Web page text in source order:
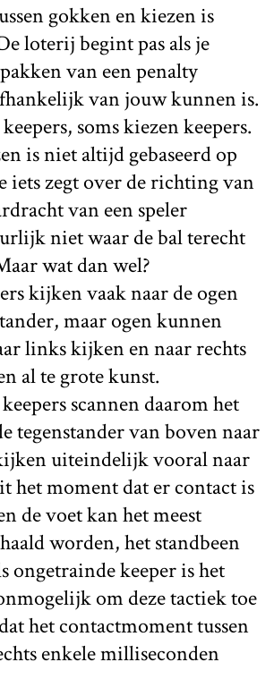
gokken en kiezen is
loterij begint pas als je
van een penalty
van jouw kunnen is.
soms kiezen keepers.
is niet altijd gebaseerd op
iets zegt over de richting van
van een speler
niet waar de bal terecht
wat dan wel?
kijken vaak naar de ogen
maar ogen kunnen
links kijken en naar rechts
al te grote kunst.
scannen daarom het
tegenstander van boven naar
uiteindelijk vooral naar
het moment dat er contact is
de voet kan het meest
worden, het standbeen
ongetrainde keeper is het
om deze tactiek toe
het contactmoment tussen
enkele milliseconden